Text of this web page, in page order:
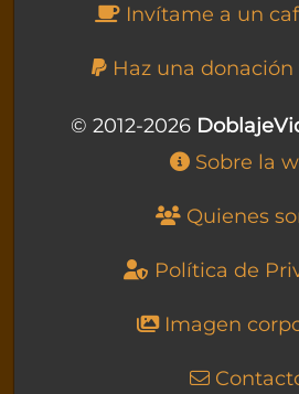
Invítame a un
Haz una donación
© 2012-2026
Sobre la
Quienes
Política de
Imagen